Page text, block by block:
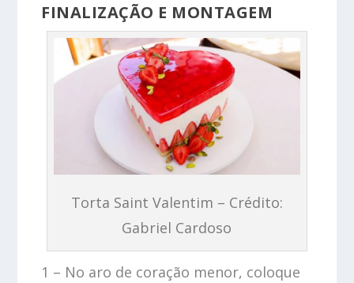
FINALIZAÇÃO E MONTAGEM
Torta Saint Valentim – Crédito:
Gabriel Cardoso
1 – No aro de coração menor, coloque